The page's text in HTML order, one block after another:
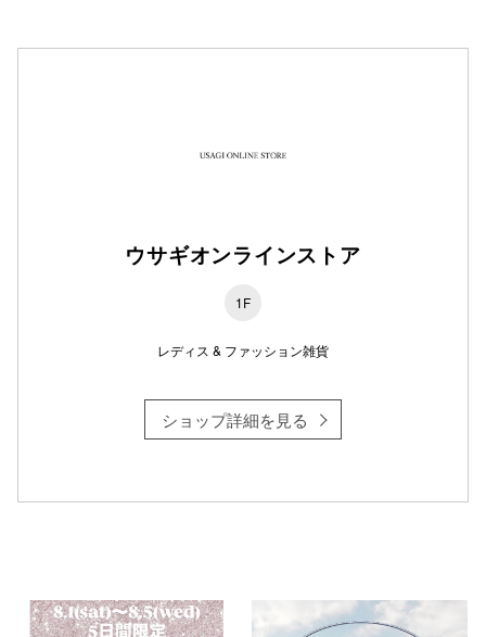
ウサギオンラインストア
1F
レディス & ファッション雑貨
ショップ詳細を見る